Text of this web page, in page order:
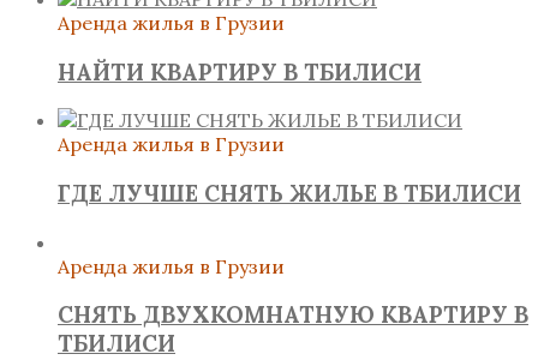
Аренда жилья в Грузии
НАЙТИ КВАРТИРУ В ТБИЛИСИ
Аренда жилья в Грузии
ГДЕ ЛУЧШЕ СНЯТЬ ЖИЛЬЕ В ТБИЛИСИ
Аренда жилья в Грузии
СНЯТЬ ДВУХКОМНАТНУЮ КВАРТИРУ В
ТБИЛИСИ